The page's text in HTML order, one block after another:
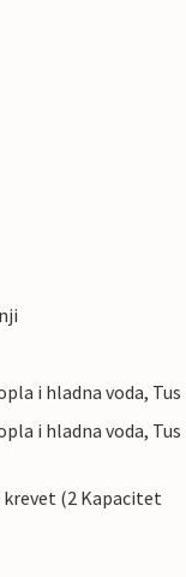
i hladna voda, Tus
i hladna voda, Tus
krevet (2 Kapacitet